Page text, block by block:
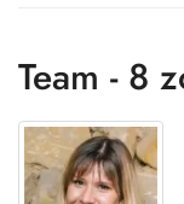
Team - 8